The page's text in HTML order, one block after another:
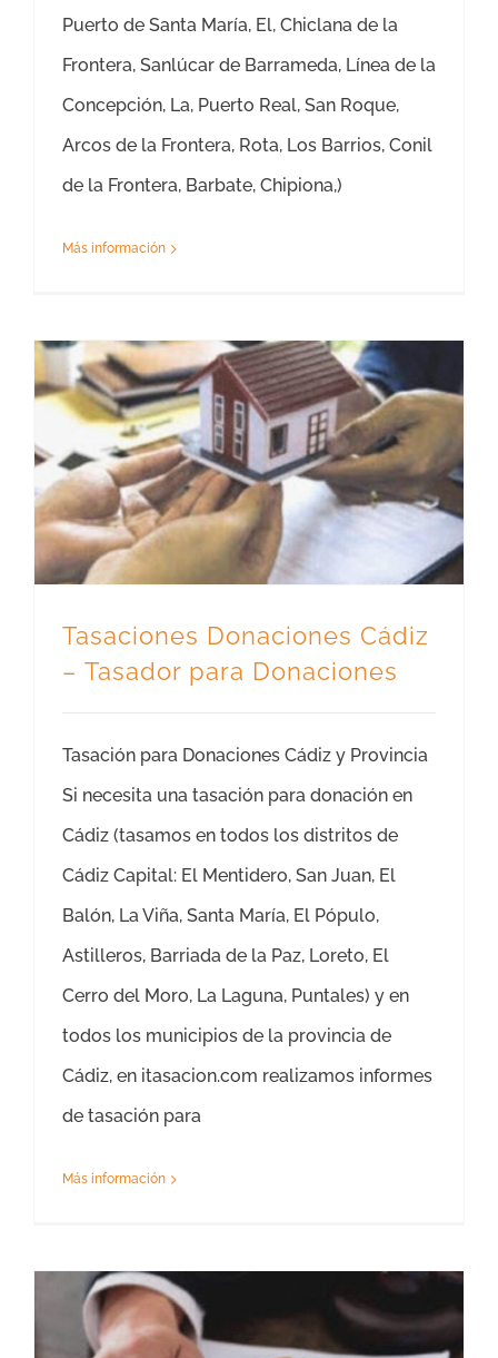
Puerto de Santa María, El, Chiclana de la
Frontera, Sanlúcar de Barrameda, Línea de la
Concepción, La, Puerto Real, San Roque,
Arcos de la Frontera, Rota, Los Barrios, Conil
de la Frontera, Barbate, Chipiona,)
Más información
Tasaciones Donaciones Cádiz
– Tasador para Donaciones
Tasación para Donaciones Cádiz y Provincia
Si necesita una tasación para donación en
Cádiz (tasamos en todos los distritos de
Cádiz Capital: El Mentidero, San Juan, El
Balón, La Viña, Santa María, El Pópulo,
Astilleros, Barriada de la Paz, Loreto, El
Cerro del Moro, La Laguna, Puntales) y en
todos los municipios de la provincia de
Cádiz, en itasacion.com realizamos informes
de tasación para
Más información